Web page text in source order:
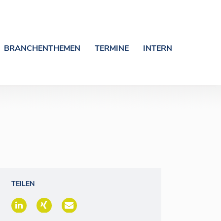
BRANCHENTHEMEN TERMINE INTERN
TEILEN